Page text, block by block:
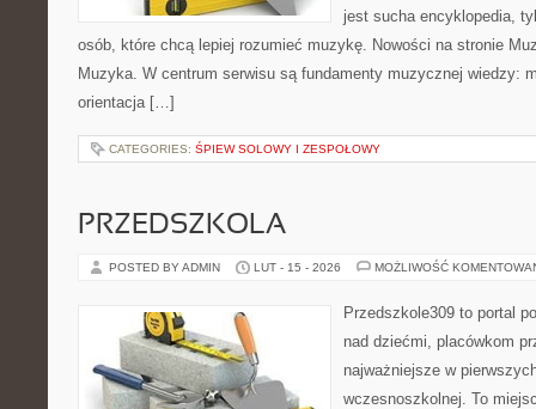
jest sucha encyklopedia,
osób, które chcą lepiej rozumieć muzykę. Nowości na stronie
Muzyka. W centrum serwisu są fundamenty muzycznej wiedzy:
orientacja […]
CATEGORIES: ŚPIEW SOLOWY I ZESPOŁOWY
PRZEDSZKOLA
POSTED BY ADMIN LUT - 15 - 2026 MOŻLIWOŚĆ
Przedszkole309 to portal
nad dziećmi, placówkom
najważniejsze w
wczesnoszkolnej. To